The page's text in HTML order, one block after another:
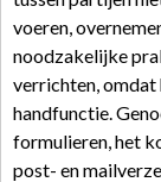
voeren,
noodzakelijke
verrichten, omdat
handfunctie.
formulieren, het
post- en